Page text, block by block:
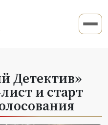
Детектив»
и старт